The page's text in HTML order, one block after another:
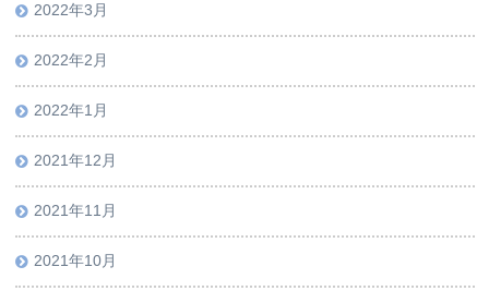
2022年3月
2022年2月
2022年1月
2021年12月
2021年11月
2021年10月